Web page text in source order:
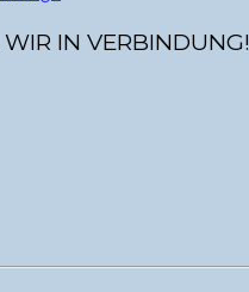
IN VERBINDUNG!